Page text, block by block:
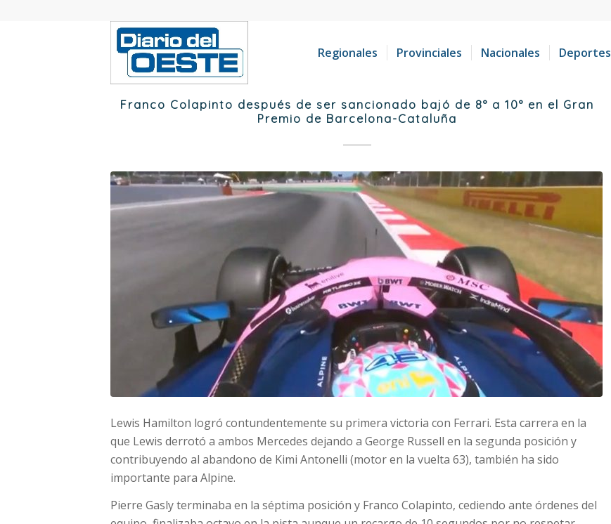
Regionales Provinciales Nacionales Deportes
Franco Colapinto después de ser sancionado bajó de 8° a 10° en el Gran
Premio de Barcelona-Cataluña
Lewis Hamilton logró contundentemente su primera victoria con Ferrari. Esta carrera en la
que Lewis derrotó a ambos Mercedes dejando a George Russell en la segunda posición y
contribuyendo al abandono de Kimi Antonelli (motor en la vuelta 63), también ha sido
importante para Alpine.
Pierre Gasly terminaba en la séptima posición y Franco Colapinto, cediendo ante órdenes del